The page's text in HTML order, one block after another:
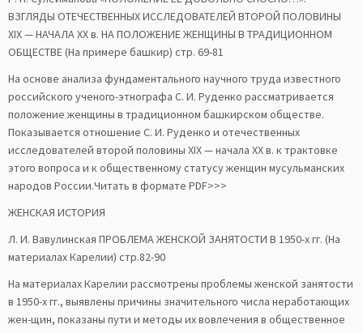
ВЗГЛЯДЫ ОТЕЧЕСТВЕННЫХ ИССЛЕДОВАТЕЛЕЙ ВТОРОЙ ПОЛОВИНЫ
ХІХ — НАЧАЛА XХ в. НА ПОЛОЖЕНИЕ ЖЕНЩИНЫ В ТРАДИЦИОННОМ
ОБЩЕСТВЕ (На примере башкир) стр. 69-81
На основе анализа фундаментального научного труда известного
российского ученого-этнографа С. И. Руденко рассматривается
положение женщины в традиционном башкирском обществе.
Показывается отношение С. И. Руденко и отечественных
исследователей второй половины XIХ — начала XХ в. к трактовке
этого вопроса и к общественному статусу женщин мусульманских
народов России.Читать в формате PDF>>>
ЖЕНСКАЯ ИСТОРИЯ
Л. И. Вавулинская ПРОБЛЕМА ЖЕНСКОЙ ЗАНЯТОСТИ В 1950-х гг. (На
материалах Карелии) стр.82-90
На материалах Карелии рассмотрены проблемы женской занятости
в 1950-х гг., выявлены причины значительного числа неработающих
жен-щин, показаны пути и методы их вовлечения в общественное